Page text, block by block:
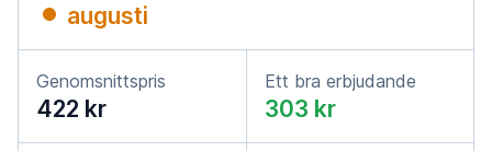
augusti
Genomsnittspris
422 kr
Ett bra erbjudande
303 kr